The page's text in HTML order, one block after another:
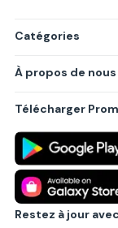
Catégories
Produits
Villes principales
À propos de nous
Politique de
Règlements
Partenariat B2B
Blog
Contact
Télécharger
Restez à jour